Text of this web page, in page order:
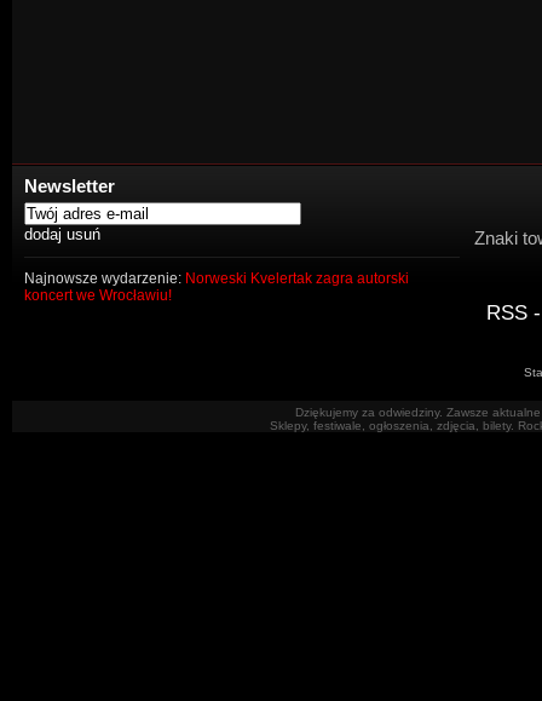
Newsletter
Najnowsze wydarzenie: Norweski Kvelertak zagra autorski
koncert we Wrocławiu!
Znaki
RSS
Dziękujemy za odwiedziny. Zawsze
Sklepy, festiwale, ogłoszenia, zdjęcia, bilety.